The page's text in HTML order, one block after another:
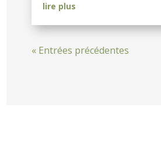
lire plus
« Entrées précédentes